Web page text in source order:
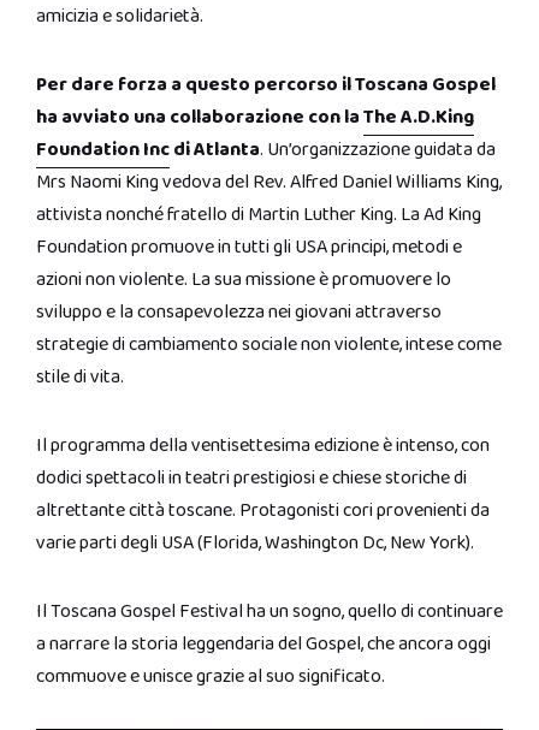
amicizia e solidarietà.
Per dare forza a questo percorso il Toscana Gospel
ha avviato una collaborazione con laThe A.D.King
Foundation Incdi Atlanta. Un’organizzazione guidata da
Mrs Naomi King vedova del Rev. Alfred Daniel Williams King,
attivista nonché fratello di Martin Luther King. La Ad King
Foundation promuove in tutti gli USA principi, metodi e
azioni non violente. La sua missione è promuovere lo
sviluppo e la consapevolezza nei giovani attraverso
strategie di cambiamento sociale non violente, intese come
stile di vita.
Il programma della ventisettesima edizione è intenso, con
dodici spettacoli in teatri prestigiosi e chiese storiche di
altrettante città toscane. Protagonisti cori provenienti da
varie parti degli USA (Florida, Washington Dc, New York).
Il Toscana Gospel Festival ha un sogno, quello di continuare
a narrare la storia leggendaria del Gospel, che ancora oggi
commuove e unisce grazie al suo significato.